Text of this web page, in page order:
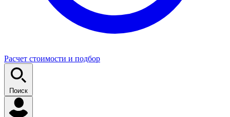
Расчет стоимости и подбор
Поиск